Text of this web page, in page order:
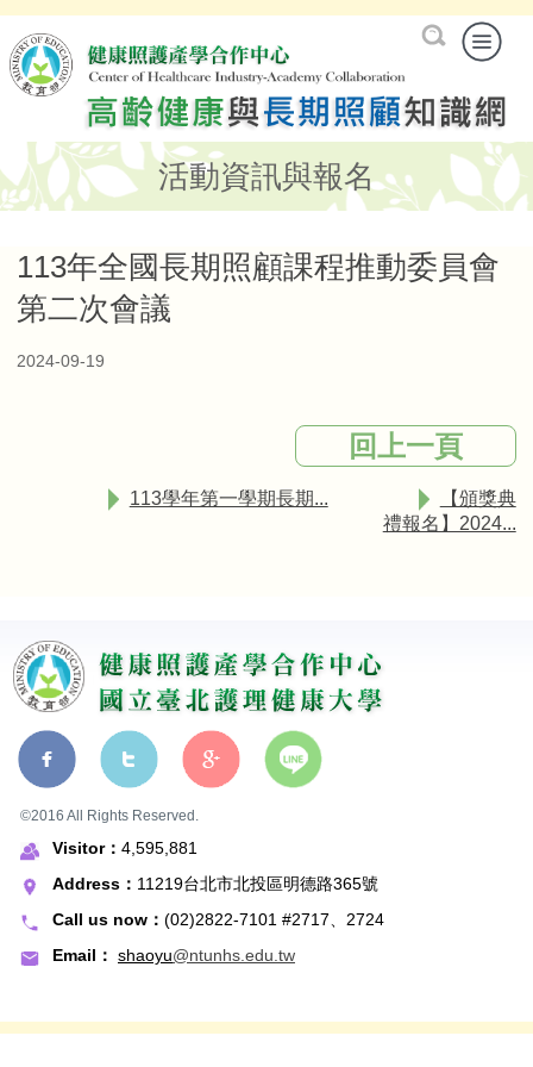
活動資訊與報名
113年全國長期照顧課程推動委員會
第二次會議
2024-09-19
回上一頁
113學年第一學期長期...
【頒獎典
禮報名】2024...
©2016 All Rights Reserved.
Visitor： 4,595,881
Address： 11219台北市北投區明德路365號
Call us now： (02)2822-7101 #2717、2724
Email： shaoyu@ntunhs.edu.tw